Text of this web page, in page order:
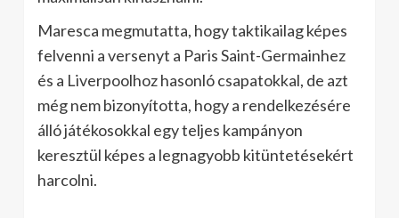
Maresca megmutatta, hogy taktikailag képes
felvenni a versenyt a Paris Saint-Germainhez
és a Liverpoolhoz hasonló csapatokkal, de azt
még nem bizonyította, hogy a rendelkezésére
álló játékosokkal egy teljes kampányon
keresztül képes a legnagyobb kitüntetésekért
harcolni.